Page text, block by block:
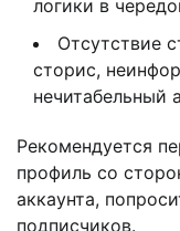
логики в
Отсутствие
сторис,
нечитабельный
Рекомендуется
профиль со
аккаунта,
подписчиков.